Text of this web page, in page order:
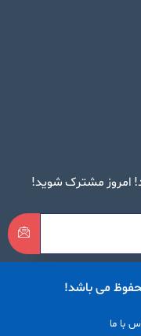
امروز مشترک شوید!
می باشد!
با ما